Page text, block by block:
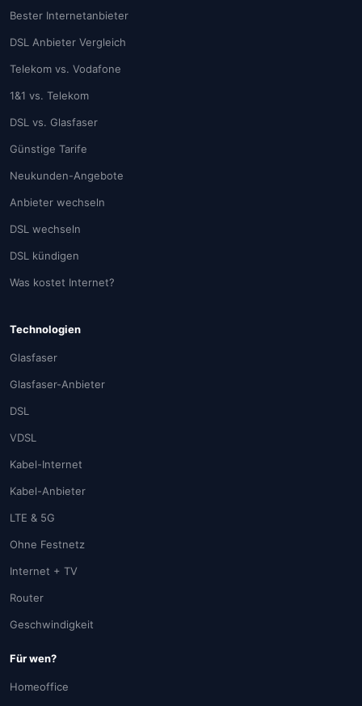
Bester Internetanbieter
DSL Anbieter Vergleich
Telekom vs. Vodafone
1&1 vs. Telekom
DSL vs. Glasfaser
Günstige Tarife
Neukunden-Angebote
Anbieter wechseln
DSL wechseln
DSL kündigen
Was kostet Internet?
Technologien
Glasfaser
Glasfaser-Anbieter
DSL
VDSL
Kabel-Internet
Kabel-Anbieter
LTE & 5G
Ohne Festnetz
Internet + TV
Router
Geschwindigkeit
Für wen?
Homeoffice